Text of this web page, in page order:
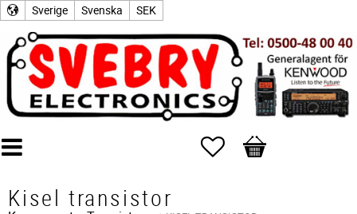
Sverige Svenska SEK
Favoriter
Kundvagn
Kisel transistor